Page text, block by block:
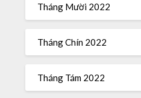
Tháng Mười 2022
Tháng Chín 2022
Tháng Tám 2022